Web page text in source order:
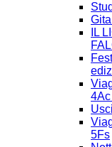
IL
5Fs